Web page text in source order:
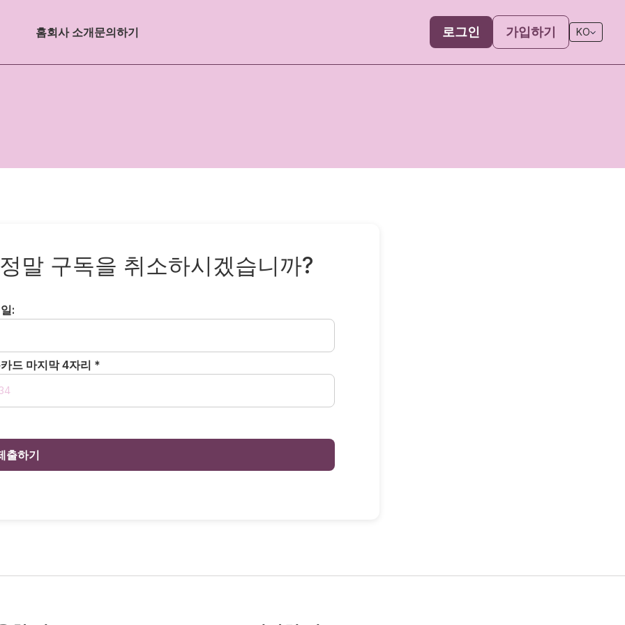
홈회사 소개문의하기 로그인 가입하기 KO
말 구독을 취소하시겠습니까?
:
드 마지막 4자리 *